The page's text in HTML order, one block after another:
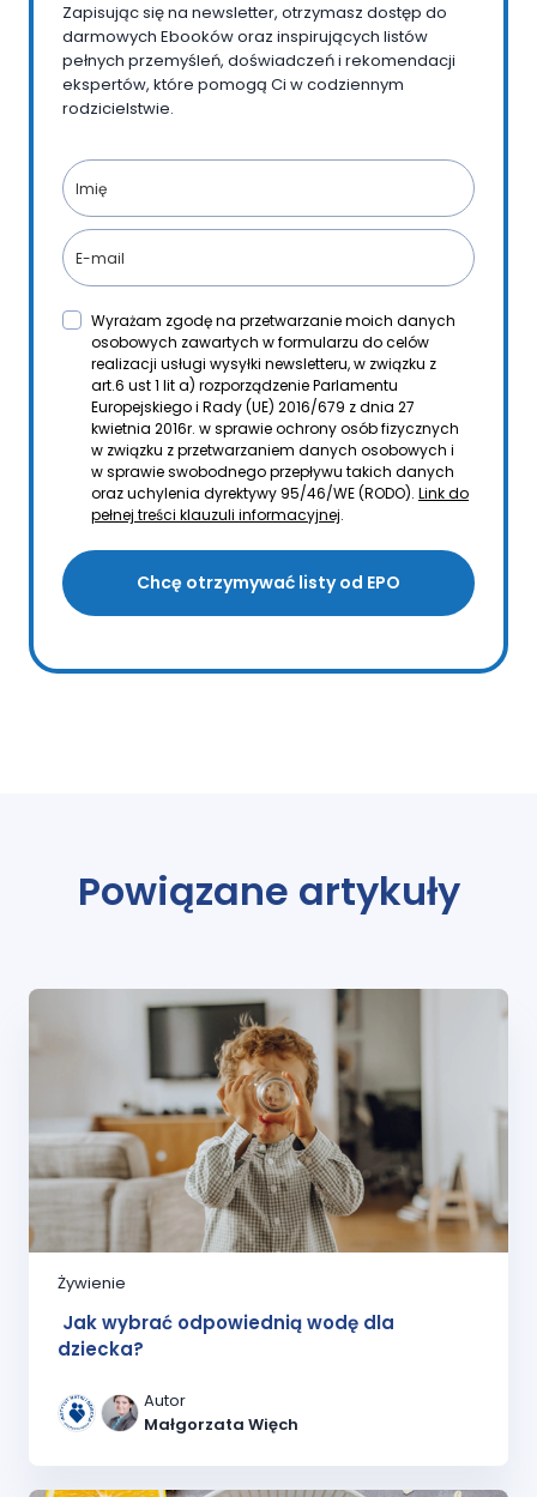
Zapisując się na newsletter, otrzymasz dostęp do
darmowych Ebooków oraz inspirujących listów
pełnych przemyśleń, doświadczeń i rekomendacji
ekspertów, które pomogą Ci w codziennym
rodzicielstwie.
Wyrażam zgodę na przetwarzanie moich danych
osobowych zawartych w formularzu do celów
realizacji usługi wysyłki newsletteru, w związku z
art.6 ust 1 lit a) rozporządzenie Parlamentu
Europejskiego i Rady (UE) 2016/679 z dnia 27
kwietnia 2016r. w sprawie ochrony osób fizycznych
w związku z przetwarzaniem danych osobowych i
w sprawie swobodnego przepływu takich danych
oraz uchylenia dyrektywy 95/46/WE (RODO). Link do
pełnej treści klauzuli informacyjnej.
Chcę otrzymywać listy od EPO
Powiązane artykuły
Żywienie
Jak wybrać odpowiednią wodę dla
dziecka?
Autor
Małgorzata Więch